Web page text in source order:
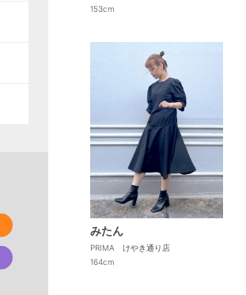
153cm
みたん
PRIMA けやき通り店
164cm